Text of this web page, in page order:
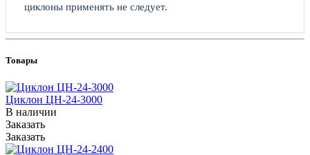
циклоны применять не следует.
Товары
Циклон ЦН-24-3000
В наличии
Заказать
Заказать